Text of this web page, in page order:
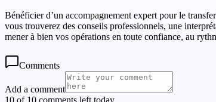
Bénéficier d’un accompagnement expert pour le
vous trouverez des conseils professionnels, une
mener à bien vos opérations en toute confiance, au
Comments
Add a comment
10 of 10 comments left today